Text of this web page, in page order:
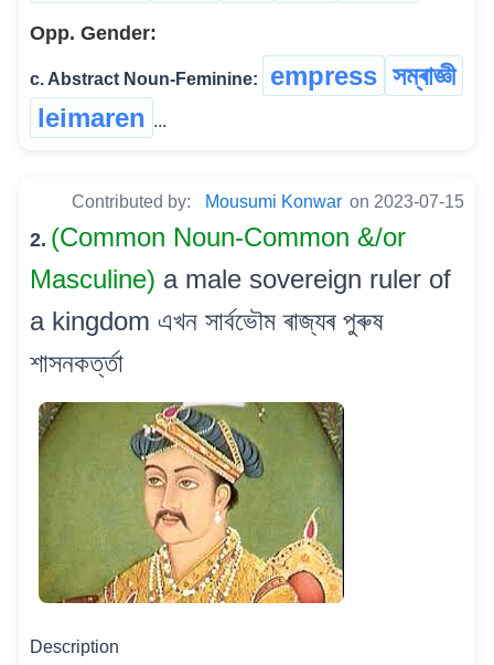
Opp. Gender:
c. Abstract Noun-Feminine: empress সম্ৰাজ্ঞী
leimaren ...
Contributed by: Mousumi Konwar on 2023-07-15
2. (Common Noun-Common &/or
Masculine) a male sovereign ruler of
a kingdom এখন সাৰ্বভৌম ৰাজ্যৰ পুৰুষ
শাসনকৰ্ত্তা
Description